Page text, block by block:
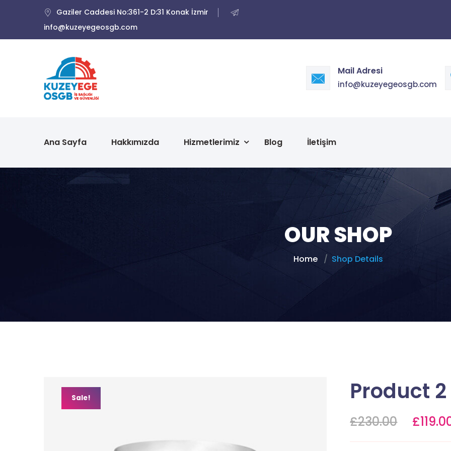
Gaziler Caddesi No:361-2 D:31 Konak İzmir
info@kuzeyegeosgb.com
Mail Adresi
info@kuzeyegeosgb.com
Ana Sayfa Hakkımızda Hizmetlerimiz Blog İletişim
OUR SHOP
Home Shop Details
Sale! Product 2
£230.00 £